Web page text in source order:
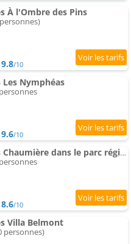
À l'Ombre des Pins
9.8/10
Nymphéas
9.6/10
Chambre d'hôtes Chaumière dans le parc régional de Brière
8.6/10
Villa Belmont
personnes)